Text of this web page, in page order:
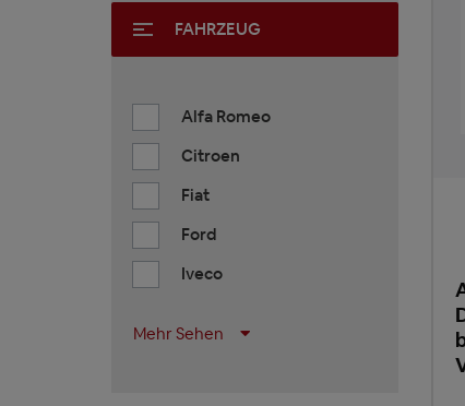
FAHRZEUG
Alfa Romeo
Citroen
Fiat
Ford
Iveco
Mehr Sehen